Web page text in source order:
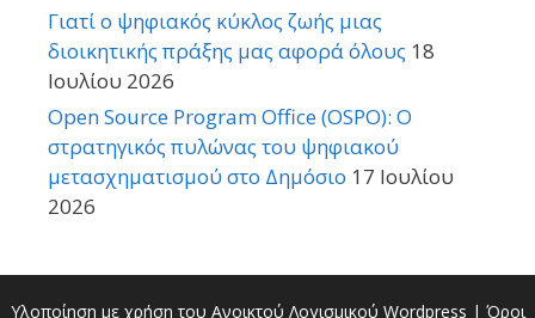
Γιατί ο ψηφιακός κύκλος ζωής μιας
διοικητικής πράξης μας αφορά όλους 18
Ιουλίου 2026
Open Source Program Office (OSPO): Ο
στρατηγικός πυλώνας του ψηφιακού
μετασχηματισμού στο Δημόσιο 17 Ιουλίου
2026
Υλοποίηση με χρήση του Ανοικτού Λογισμικού Wordpress | Όροι